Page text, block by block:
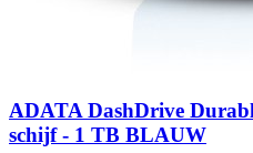
ADATA DashDrive
schijf - 1 TB BLAUW